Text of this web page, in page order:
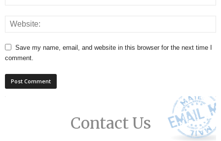
Save my name, email, and website in this browser for the next time I
comment.
Contact Us